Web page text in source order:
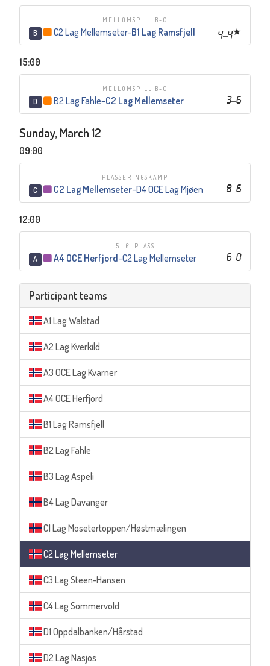
MELLOMSPILL B-C
B 4–4
C2 Lag Mellemseter–B1 Lag Ramsfjell
15:00
MELLOMSPILL B-C
D 3–6
B2 Lag Fahle–C2 Lag Mellemseter
Sunday, March 12
09:00
PLASSERINGSKAMP
C 8–6
C2 Lag Mellemseter–D4 OCE Lag Mjøen
12:00
5.-6. PLASS
A 6–0
A4 OCE Herfjord–C2 Lag Mellemseter
Participant teams
A1 Lag Walstad
A2 Lag Kverkild
A3 OCE Lag Kvarner
A4 OCE Herfjord
B1 Lag Ramsfjell
B2 Lag Fahle
B3 Lag Aspeli
B4 Lag Davanger
C1 Lag Mosetertoppen/Høstmælingen
C2 Lag Mellemseter
C3 Lag Steen-Hansen
C4 Lag Sommervold
D1 Oppdalbanken/Hårstad
D2 Lag Nasjos